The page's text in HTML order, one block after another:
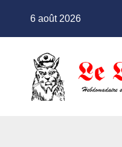
6 août 2026